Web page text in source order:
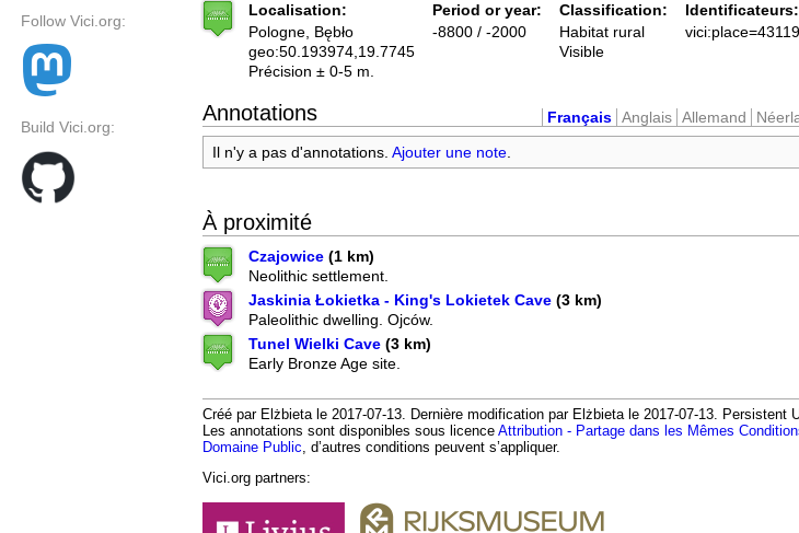
Follow Vici.org:
Build Vici.org:
Localisation:
Pologne, Bębło
geo:50.193974,19.7745
Précision ± 0-5 m.
Period or year:
-8800 / -2000
Classification:
Habitat rural
Visible
Identificateurs:
vici:place=43119
Annotations Français Anglais Allemand
Il n'y a pas d'annotations. Ajouter une note.
À proximité
Czajowice (1 km)
Neolithic settlement.
Jaskinia Łokietka - King's Lokietek Cave (3 km)
Paleolithic dwelling. Ojców.
Tunel Wielki Cave (3 km)
Early Bronze Age site.
Créé par Elżbieta le 2017-07-13. Dernière modification par Elżbieta le 2017-07-13. Persistent
Les annotations sont disponibles sous licence Attribution - Partage dans les Mêmes
Domaine Public, d’autres conditions peuvent s’appliquer.
Vici.org partners: